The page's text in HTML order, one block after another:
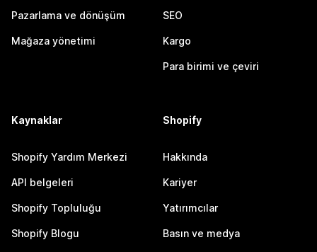
Pazarlama ve dönüşüm
Mağaza yönetimi
SEO
Kargo
Para birimi ve çeviri
Kaynaklar
Shopify Yardım Merkezi
API belgeleri
Shopify Topluluğu
Shopify Blogu
Shopify
Hakkında
Kariyer
Yatırımcılar
Basın ve medya